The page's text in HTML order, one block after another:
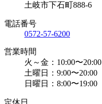
土岐市下石町888-6
電話番号
0572-57-6200
営業時間
火～金：10:00〜20:00
土曜日：9:00〜20:00
日曜日：8:00〜19:00
定休日